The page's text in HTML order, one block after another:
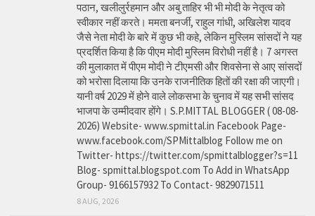
पठान, खलीलुर्रहमान और अबु ताहिर भी भी मोदी के नेतृत्व को
स्वीकार नहीं करते। ममता बनर्जी, राहुल गांधी, अखिलेश यादव
जैसे नेता मोदी के बारे में कुछ भी कहे, लेकिन मुस्लिम सांसदों ने यह
प्रदर्शित किया है कि पीएम मोदी मुस्लिम विरोधी नहीं है। 7 अगस्त
की मुलाकात में पीएम मोदी ने टीएमसी और शिवसेना से आए सांसदों
को भरोसा दिलाया कि उनके राजनीतिक हितों की रक्षा की जाएगी।
यानी वर्ष 2029 में होने वाले लोकसभा के चुनाव में यह सभी सांसद
भाजपा के उम्मीदवार होंगे। S.P.MITTAL BLOGGER ( 08-08-
2026) Website- www.spmittal.in Facebook Page-
www.facebook.com/SPMittalblog Follow me on
Twitter- https://twitter.com/spmittalblogger?s=11
Blog- spmittal.blogspot.com To Add in WhatsApp
Group- 9166157932 To Contact- 9829071511
8 AUG, 2026